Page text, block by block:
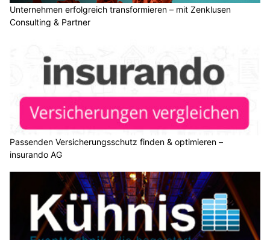
Unternehmen erfolgreich transformieren – mit Zenklusen
Consulting & Partner
Passenden Versicherungsschutz finden & optimieren –
insurando AG